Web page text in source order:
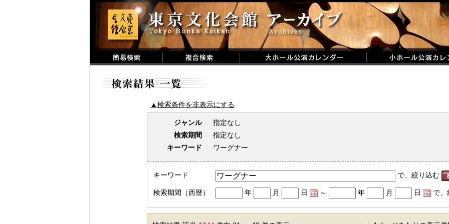
▲検索条件を非表示にする
ジャンル
指定なし
検索期間
指定なし
キーワード
ワーグナー
キーワード で、絞り込む
検索期間（西暦） 年 月 日 ～ 年 月 日 で